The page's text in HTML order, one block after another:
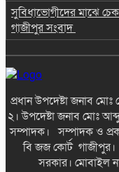
সুবিধাভোগীদের মাঝে চেক
গাজীপুর সংবাদ
প্রধান উপদেষ্টা জনাব
২। উপদেষ্টা জনাব মোঃ
সম্পাদক। সম্পাদক ও
বি জজ কোর্ট গাজীপুর।
সরকার। মোবাইল